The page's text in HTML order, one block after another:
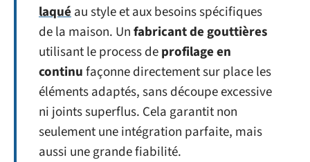
laquéau style et aux besoins spécifiques
de la maison. Unfabricant de gouttières
utilisant le process deprofilage en
continufaçonne directement sur place les
éléments adaptés, sans découpe excessive
ni joints superflus. Cela garantit non
seulement une intégration parfaite, mais
aussi une grande fiabilité.